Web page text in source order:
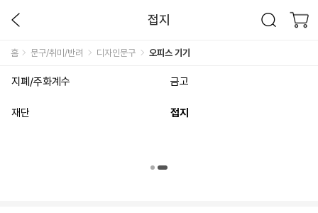
접지
홈 문구/취미/반려 디자인문구 오피스 기기
지폐/주화계수 금고
재단 접지